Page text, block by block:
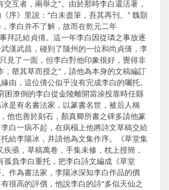
互者，兩舉之”。由於那時李白還活著，
序》里說：“白未盡筆，吾其再刊。” 魏顥
李白并不了解，故而在乾元二年
拜託給貞倩。這一年李白因從璘之事放逐
漢武昌，碰到了隨州的一位和尚貞倩，李
見了一面，但李白對他印象很好，覺得非
，罄其草而授之”，請他為本身的文稿編訂
由，這位倩公似乎沒有完成李白的囑托。
困潦倒的李白從金陵離開當涂投靠時任縣
是有名書法家，以篆書名世，被后人稱
他也善於刻石，顏真卿所書之碑多請他篆
白一病不起，在病榻上他將詩文草稿交給
給李陽冰，并請他為文集作序。《草堂集
疾亟，草稿萬卷，手集未修，枕上授簡，
孤負李白重托，把李白詩文編成《草堂
作為書法家，李陽冰深知李白作品的價
很高的評價，他說李白的詩“多似天仙之